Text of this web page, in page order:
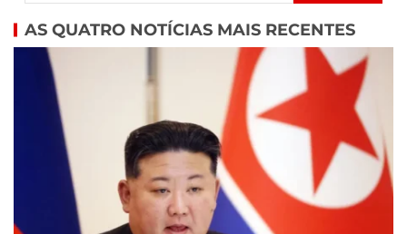
AS QUATRO NOTÍCIAS MAIS RECENTES